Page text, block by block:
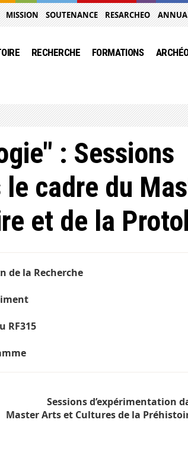
MISSION SOUTENANCE RESARCHEO
RECHERCHE FORMATIONS
: Sessions
le cadre du
et de la
de la Recherche
RF315
Sessions d’expérimentation
Master Arts et Cultures de la